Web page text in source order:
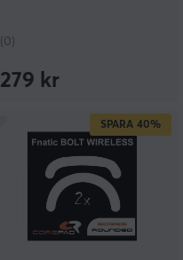
(0)
279 kr
SPARA 40%